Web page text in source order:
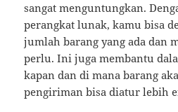
sangat menguntungkan.
perangkat lunak, kamu bisa
jumlah barang yang ada dan
perlu. Ini juga membantu
kapan dan di mana barang
pengiriman bisa diatur lebih